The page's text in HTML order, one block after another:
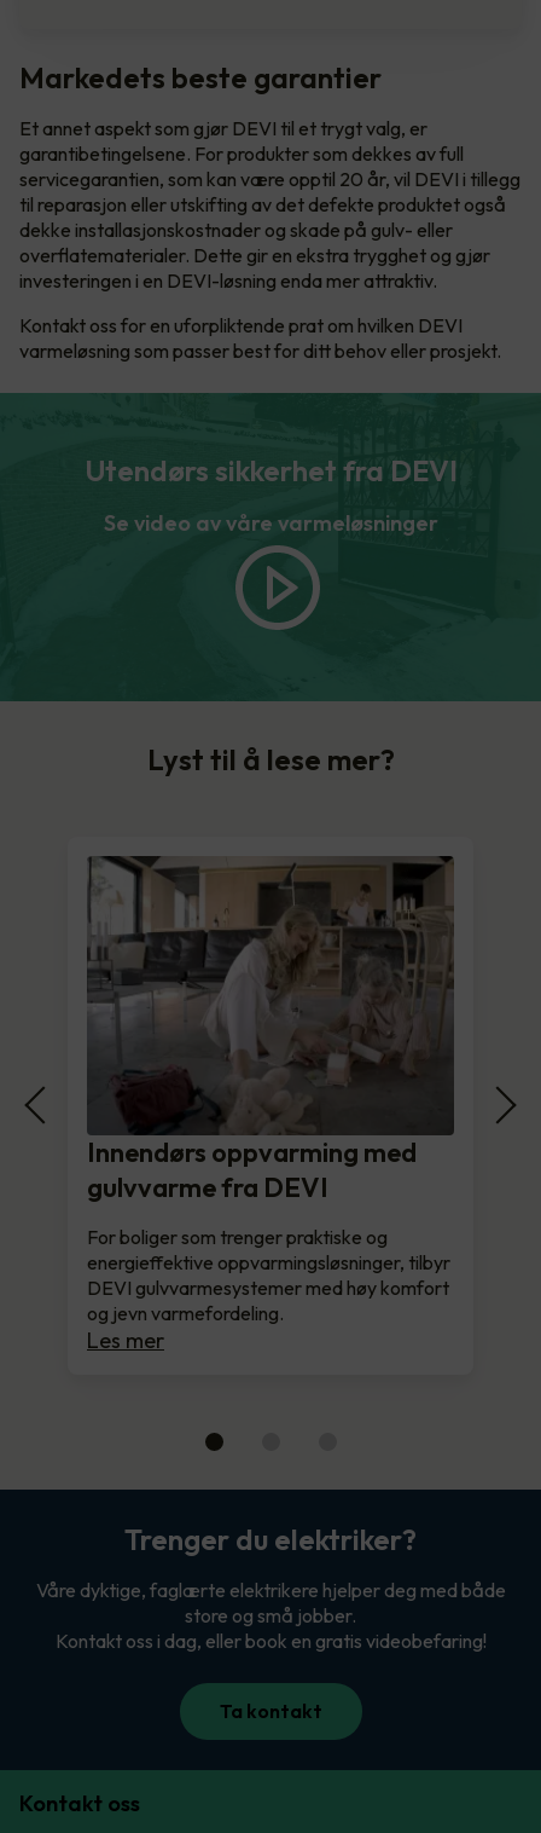
Markedets beste garantier
Et annet aspekt som gjør DEVI til et trygt valg, er
garantibetingelsene. For produkter som dekkes av full
servicegarantien, som kan være opptil 20 år, vil DEVI i tillegg
til reparasjon eller utskifting av det defekte produktet også
dekke installasjonskostnader og skade på gulv- eller
overflatematerialer. Dette gir en ekstra trygghet og gjør
investeringen i en DEVI-løsning enda mer attraktiv.
Kontakt oss for en uforpliktende prat om hvilken DEVI
varmeløsning som passer best for ditt behov eller prosjekt.
Utendørs sikkerhet fra DEVI
Se video av våre varmeløsninger
Lyst til å lese mer?
Innendørs oppvarming med
gulvvarme fra DEVI
For boliger som trenger praktiske og
energieffektive oppvarmingsløsninger, tilbyr
DEVI gulvvarmesystemer med høy komfort
og jevn varmefordeling.
Les mer
Trenger du elektriker?
Våre dyktige, faglærte elektrikere hjelper deg med både
store og små jobber.
Kontakt oss i dag, eller book en gratis videobefaring!
Ta kontakt
Kontakt oss